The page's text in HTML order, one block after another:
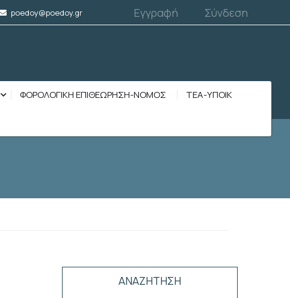
poedoy@poedoy.gr Εγγραφή Σύνδεση
ΦΟΡΟΛΟΓΙΚΗ ΕΠΙΘΕΩΡΗΣΗ-ΝΟΜΟΣ ΤΕΑ-ΥΠΟΙΚ
ΑΝΑΖΗΤΗΣΗ